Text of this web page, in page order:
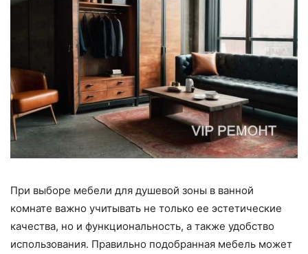
При выборе мебели для душевой зоны в ванной
комнате важно учитывать не только ее эстетические
качества, но и функциональность, а также удобство
использования. Правильно подобранная мебель может